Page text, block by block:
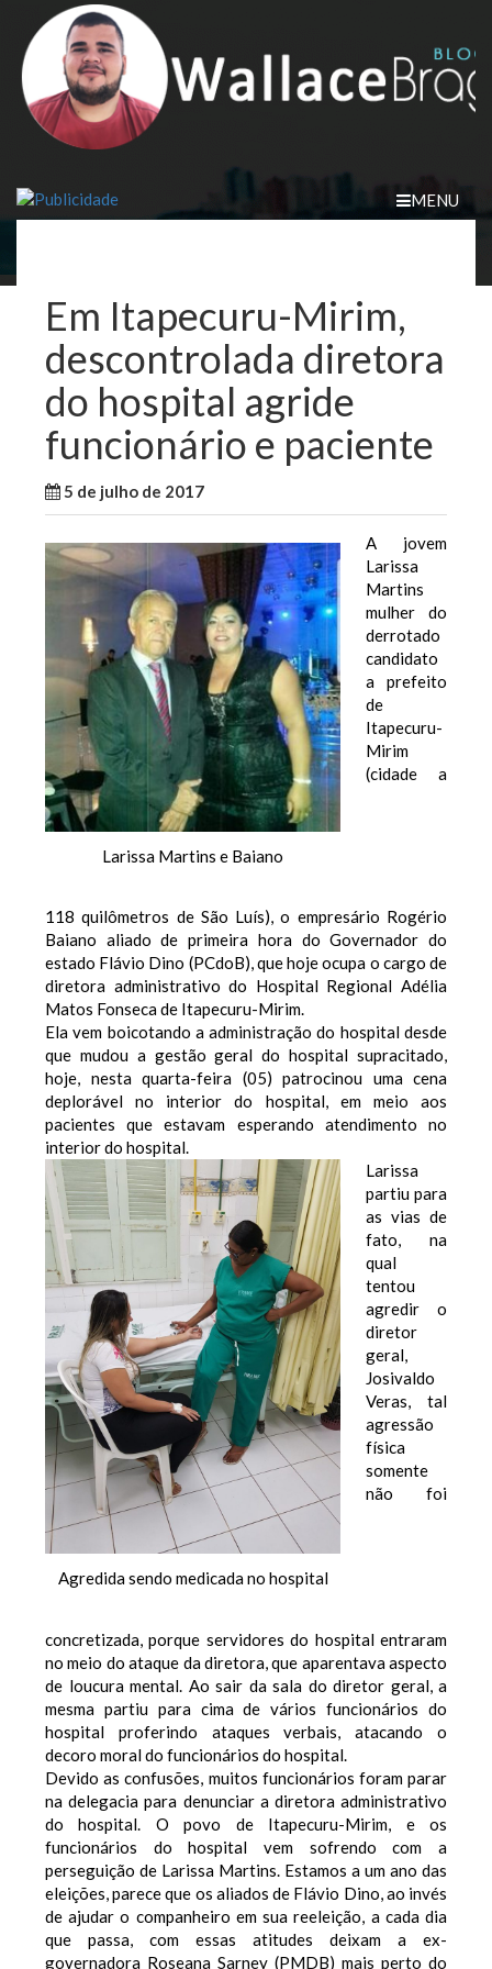
content
MENU
Em Itapecuru-Mirim,
descontrolada diretora
do hospital agride
funcionário e paciente
5 de julho de 2017
Larissa Martins e Baiano
A jovem
Larissa
Martins
mulher do
derrotado
candidato
a prefeito
de
Itapecuru-
Mirim
(cidade a
118 quilômetros de São Luís), o empresário Rogério
Baiano aliado de primeira hora do Governador do
estado Flávio Dino (PCdoB), que hoje ocupa o cargo de
diretora administrativo do Hospital Regional Adélia
Matos Fonseca de Itapecuru-Mirim.
Ela vem boicotando a administração do hospital desde
que mudou a gestão geral do hospital supracitado,
hoje, nesta quarta-feira (05) patrocinou uma cena
deplorável no interior do hospital, em meio aos
pacientes que estavam esperando atendimento no
interior do hospital.
Agredida sendo medicada no hospital
Larissa
partiu para
as vias de
fato, na
qual
tentou
agredir o
diretor
geral,
Josivaldo
Veras, tal
agressão
física
somente
não foi
concretizada, porque servidores do hospital entraram
no meio do ataque da diretora, que aparentava aspecto
de loucura mental. Ao sair da sala do diretor geral, a
mesma partiu para cima de vários funcionários do
hospital proferindo ataques verbais, atacando o
decoro moral do funcionários do hospital.
Devido as confusões, muitos funcionários foram parar
na delegacia para denunciar a diretora administrativo
do hospital. O povo de Itapecuru-Mirim, e os
funcionários do hospital vem sofrendo com a
perseguição de Larissa Martins. Estamos a um ano das
eleições, parece que os aliados de Flávio Dino, ao invés
de ajudar o companheiro em sua reeleição, a cada dia
que passa, com essas atitudes deixam a ex-
governadora Roseana Sarney (PMDB) mais perto do